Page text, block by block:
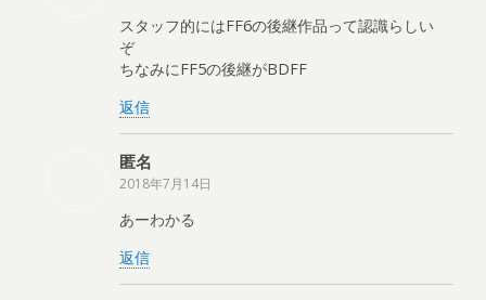
スタッフ的にはFF6の後継作品って認識らしい
ぞ
ちなみにFF5の後継がBDFF
返信
匿名
2018年7月14日
あーわかる
返信